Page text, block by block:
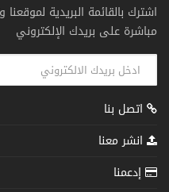
اشترك بالقائمة البريدية
مباشرة على بريدك الإلكتروني
اتصل بنا
انشر معنا
إدعمنا